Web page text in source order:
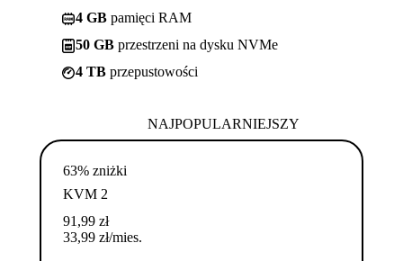
4 GB pamięci RAM
50 GB przestrzeni na dysku NVMe
4 TB przepustowości
NAJPOPULARNIEJSZY
63% zniżki
KVM 2
91,99 zł
33,99 zł/mies.